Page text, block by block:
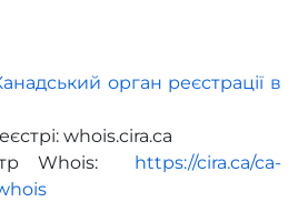
орган реєстрації в
whois.cira.ca
Whois:
https://cira.ca/ca-